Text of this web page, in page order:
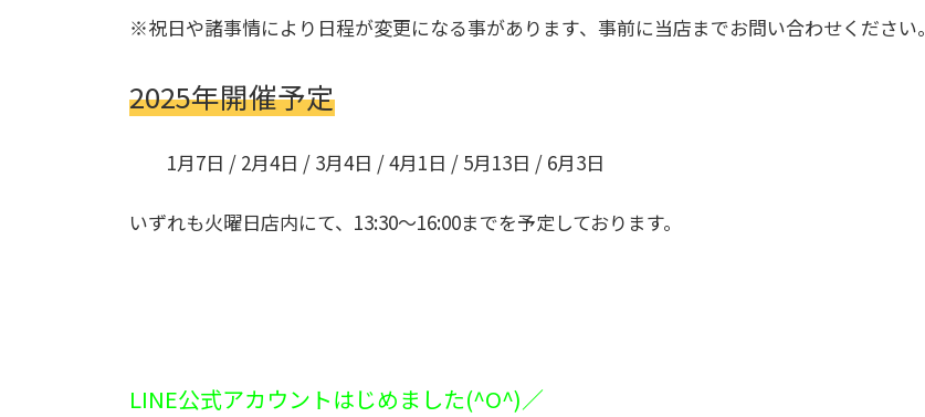
※祝日や諸事情により日程が変更になる事があります、事前に当店までお問い合わせください。
2025年開催予定
1月7日 / 2月4日 / 3月4日 / 4月1日 / 5月13日 / 6月3日
いずれも火曜日店内にて、13:30～16:00までを予定しております。
LINE公式アカウントはじめました(^O^)／